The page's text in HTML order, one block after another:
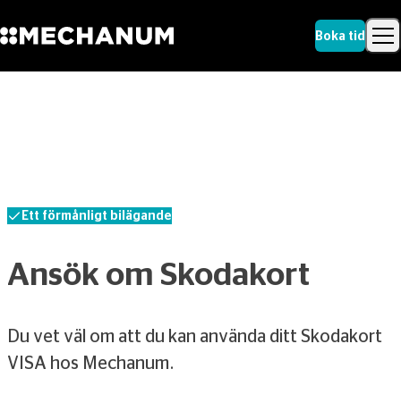
Boka tid
Ett förmånligt bilägande
Ansök om Skodakort
Du vet väl om att du kan använda ditt Skodakort
VISA hos Mechanum.